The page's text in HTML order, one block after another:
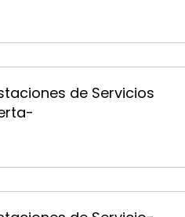
de Servicios